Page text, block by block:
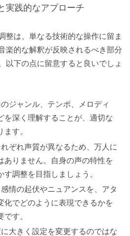
実践的なアプローチ
整は、単なる技術的な操作に留ま
楽的な解釈が反映されるべき部分
以下の点に留意すると良いでしょ
ジャンル、テンポ、メロディ
を深く理解することが、適切な
す。
れぞれ声質が異なるため、万人に
ありません。自身の声の特性を
調整を目指しましょう。
感情の起伏やニュアンスを、アタ
化でどのように表現できるかを
す。
大きく設定を変更するのではな